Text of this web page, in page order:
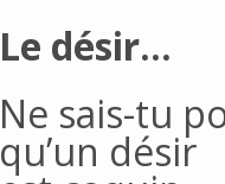
Le désir...
Ne sais-tu
qu’un désir